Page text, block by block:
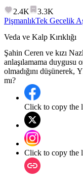
2.4K
3.3K
PişmanlıkTek Gecelik
Veda ve Kalp Kırıklığı
Şahin Ceren ve kızı
anlaşılamama duygusu
olmadığını düşünerek,
mı?
Click to copy the
Click to copy the